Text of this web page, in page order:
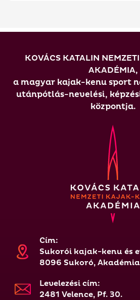
KOVÁCS KATALIN
AKADÉMIA,
a magyar kajak-kenu sport
utánpótlás-nevelési,
központja.
Cím:
Sukorói kajak-kenu és
8096 Sukoró,
Levelezési cím:
2481 Velence, Pf. 30.